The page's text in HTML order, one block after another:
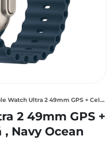
Ultra 2 49mm GPS + Cellular, Carcasă Natural Titanium, Navy Ocean Band
2 49mm GPS +
, Navy Ocean